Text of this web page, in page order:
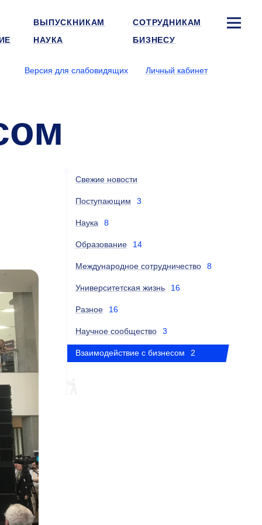
ВЫПУСКНИКАМ
СОТРУДНИКАМ
НАУКА БИЗНЕСУ
Версия для слабовидящих Личный кабинет
Свежие новости
Поступающим 3
Наука 8
Образование 14
Международное сотрудничество 8
Университетская жизнь 16
Разное 16
Научное сообщество 3
Взаимодействие с бизнесом 2